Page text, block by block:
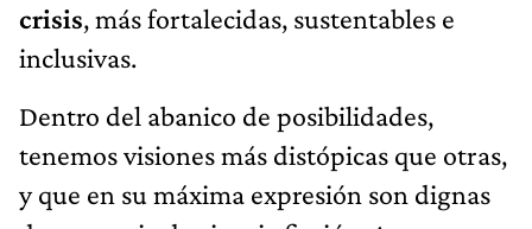
crisis, más fortalecidas, sustentables e
inclusivas.
Dentro del abanico de posibilidades,
tenemos visiones más distópicas que otras,
y que en su máxima expresión son dignas